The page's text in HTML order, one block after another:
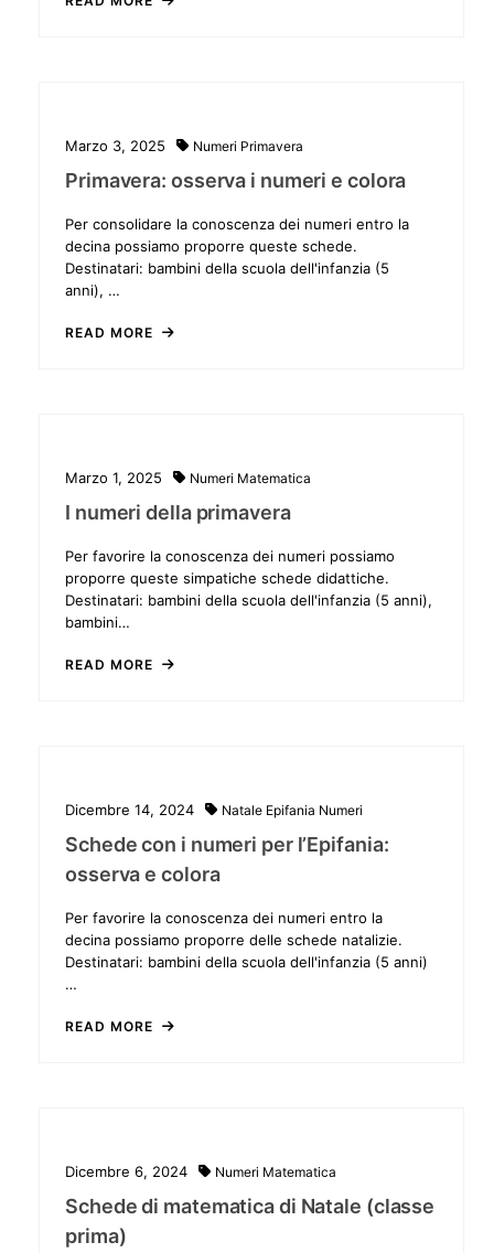
Marzo 3, 2025 Numeri Primavera
Primavera: osserva i numeri e colora
Per consolidare la conoscenza dei numeri entro la
decina possiamo proporre queste schede.
Destinatari: bambini della scuola dell'infanzia (5
anni), …
READ MORE
Marzo 1, 2025 Numeri Matematica
I numeri della primavera
Per favorire la conoscenza dei numeri possiamo
proporre queste simpatiche schede didattiche.
Destinatari: bambini della scuola dell'infanzia (5 anni),
bambini…
READ MORE
Dicembre 14, 2024 Natale Epifania Numeri
Schede con i numeri per l’Epifania:
osserva e colora
Per favorire la conoscenza dei numeri entro la
decina possiamo proporre delle schede natalizie.
Destinatari: bambini della scuola dell'infanzia (5 anni)
…
READ MORE
Dicembre 6, 2024 Numeri Matematica
Schede di matematica di Natale (classe
prima)